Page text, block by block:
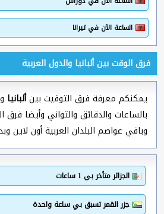
الساعة الآن في تيرانا
فرق الوقت بين ألبانيا والدول العربية
يمكنكم معرفة فرق التوقيت بينألبانيا
بالساعات والدقائق والثواني وأيضا فرق
وباقي عواصم البلدان العربية أون لاين
الجزائر متأخر بي 1 ساعات
جزر القمر تسبق بي ساعة واحدة